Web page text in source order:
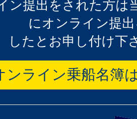
ン提出をされた方は
にオンライン提
したとお申し付け下
ンライン乗船名簿